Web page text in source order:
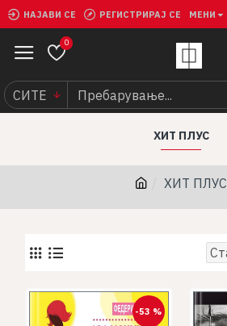
НАЈАВИ СЕ РЕГИСТРИРАЈ СЕ МЕНИ
0
СИТЕ
ХИТ ПЛУС
ХИТ ПЛУС
-53 %